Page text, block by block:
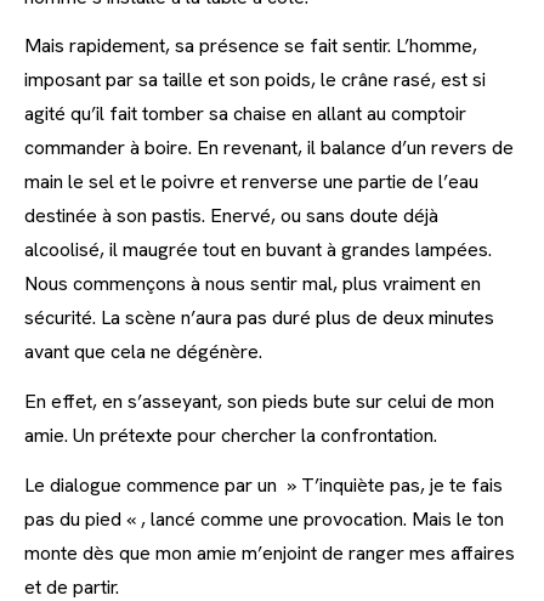
Mais rapidement, sa présence se fait sentir. L’homme,
imposant par sa taille et son poids, le crâne rasé, est si
agité qu’il fait tomber sa chaise en allant au comptoir
commander à boire. En revenant, il balance d’un revers de
main le sel et le poivre et renverse une partie de l’eau
destinée à son pastis. Enervé, ou sans doute déjà
alcoolisé, il maugrée tout en buvant à grandes lampées.
Nous commençons à nous sentir mal, plus vraiment en
sécurité. La scène n’aura pas duré plus de deux minutes
avant que cela ne dégénère.
En effet, en s’asseyant, son pieds bute sur celui de mon
amie. Un prétexte pour chercher la confrontation.
Le dialogue commence par un » T’inquiète pas, je te fais
pas du pied « , lancé comme une provocation. Mais le ton
monte dès que mon amie m’enjoint de ranger mes affaires
et de partir.